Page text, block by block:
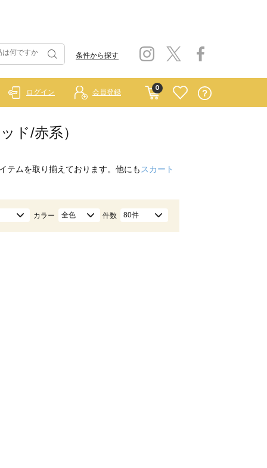
条件から探す
0
ログイン 会員登録
ド/赤系）
テムを取り揃えております。他にも スカート
カラー 全色 件数 80件